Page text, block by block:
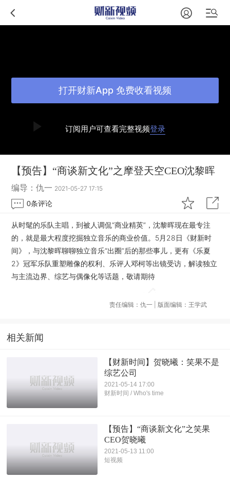
订阅用户可查看完整视频登录
打开财新App 免费收看视频
【预告】“商谈新文化”之摩登天空CEO沈黎晖
编导：仇一 2021-05-27 17:15
0条评论
从时髦的乐队主唱，到被人调侃“商业精英”，沈黎晖现在最专注
的，就是最大程度挖掘独立音乐的商业价值。5月28日《财新时
间》，与沈黎晖聊聊独立音乐“出圈”后的那些事儿，更有《乐夏
2》冠军乐队重塑雕像的权利、乐评人邓柯等出镜受访，解读独立
与主流边界、综艺与偶像化等话题，敬请期待
责任编辑：仇一 | 版面编辑：王学武
相关新闻
【财新时间】贺晓曦：笑果不是
综艺公司
2021-05-14 17:00
财新时间 / Who's time
【预告】“商谈新文化”之笑果
CEO贺晓曦
2021-05-13 11:00
短视频